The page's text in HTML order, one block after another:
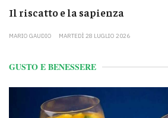
Il riscatto e la sapienza
MARIO GAUDIO MARTEDÌ 28 LUGLIO 2026
GUSTO E BENESSERE